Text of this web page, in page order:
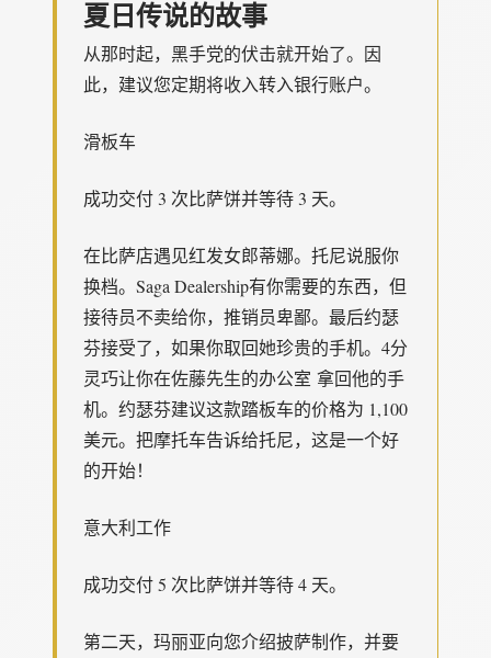
夏日传说的故事
从那时起，黑手党的伏击就开始了。因
此，建议您定期将收入转入银行账户。
滑板车
成功交付 3 次比萨饼并等待 3 天。
在比萨店遇见红发女郎蒂娜。托尼说服你
换档。Saga Dealership有你需要的东西，但
接待员不卖给你，推销员卑鄙。最后约瑟
芬接受了，如果你取回她珍贵的手机。4分
灵巧让你在佐藤先生的办公室 拿回他的手
机。约瑟芬建议这款踏板车的价格为 1,100
美元。把摩托车告诉给托尼，这是一个好
的开始！
意大利工作
成功交付 5 次比萨饼并等待 4 天。
第二天，玛丽亚向您介绍披萨制作，并要